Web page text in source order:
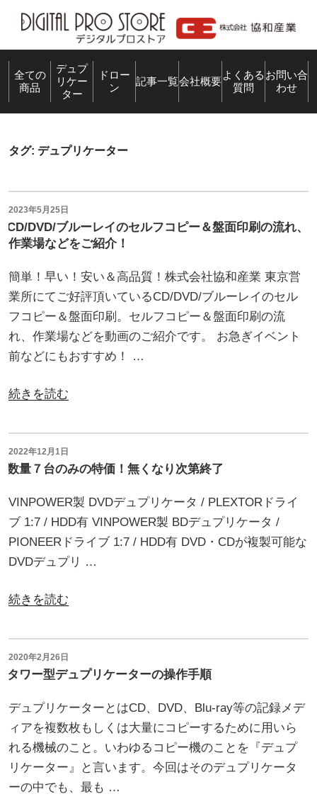
テ
キ
プ
全ての
商品
デュプ
リケー
ター
ドロー
ン
記事一覧会社概要
よくある
質問
お問い合
わせ
タグ: デュプリケーター
投
稿
日:
2023年5月25日
CD/DVD/ブルーレイのセルフコピー＆盤面印刷の流れ、
作業場などをご紹介！
簡単！早い！安い＆高品質！株式会社協和産業 東京営
業所にてご好評頂いているCD/DVD/ブルーレイのセル
フコピー＆盤面印刷。セルフコピー＆盤面印刷の流
れ、作業場などを動画のご紹介です。 お急ぎイベント
前などにもおすすめ！ …
“CD/DVD/
ル
ー
レ
セ
コ
＆
盤
印
刷
の
流
れ、
続きを読む
投
稿
2022年12月1日
数量７台のみの特価！無くなり次第終了
VINPOWER製 DVDデュプリケータ / PLEXTORドライ
ブ 1:7 / HDD有 VINPOWER製 BDデュプリケータ /
PIONEERドライブ 1:7 / HDD有 DVD・CDが複製可能な
DVDデュプリ …
“数
７
台
の
の
特
価！
無
続きを読む
投
稿
2020年2月26日
タワー型デュプリケーターの操作手順
デュプリケーターとはCD、DVD、Blu-ray等の記録メデ
ィアを複数枚もしくは大量にコピーするために用いら
れる機械のこと。いわゆるコピー機のことを『デュプ
リケーター』と言います。今回はそのデュプリケータ
ーの中でも、最も …